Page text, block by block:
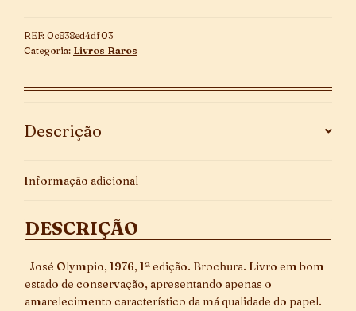
Edição
REF: 0c838ed4df03
Categoria: Livros Raros
Descrição
Informação adicional
DESCRIÇÃO
José Olympio, 1976, 1ª edição. Brochura. Livro em bom
estado de conservação, apresentando apenas o
amarelecimento característico da má qualidade do papel.